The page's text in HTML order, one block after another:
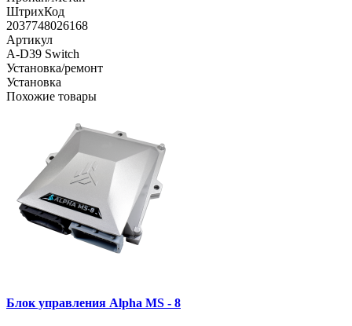
ШтрихКод
2037748026168
Артикул
A-D39 Switch
Установка/ремонт
Установка
Похожие товары
Блок управления Alpha MS - 8